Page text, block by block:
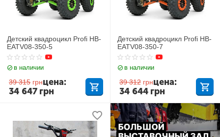
Детский квадроцикл Profi HB-
EATV08-350-5
в наличии
39 315 грн
34 647 грн
цена:
Детский квадроцикл Profi HB-
EATV08-350-7
в наличии
39 312 грн
34 644 грн
цена: